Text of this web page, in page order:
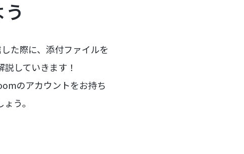
た際に、添付ファイルを
していきます！
のアカウントをお持ち
う。